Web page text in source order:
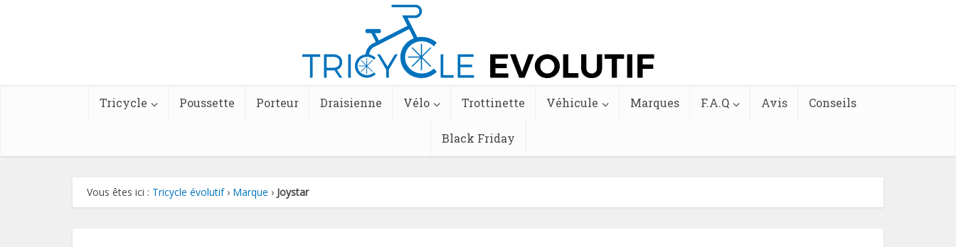
Tricycle Poussette Porteur Draisienne Vélo Trottinette Véhicule Marques F.A.Q Avis Conseils
Black Friday
Vous êtes ici : Tricycle évolutif› Marque › Joystar